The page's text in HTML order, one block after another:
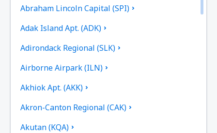
Abraham Lincoln Capital (SPI)
Adak Island Apt. (ADK)
Adirondack Regional (SLK)
Airborne Airpark (ILN)
Akhiok Apt. (AKK)
Akron-Canton Regional (CAK)
Akutan (KQA)